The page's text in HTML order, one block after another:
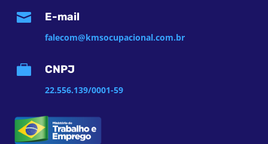
 E-mail
falecom@kmsocupacional.com.br
 CNPJ
22.556.139/0001-59